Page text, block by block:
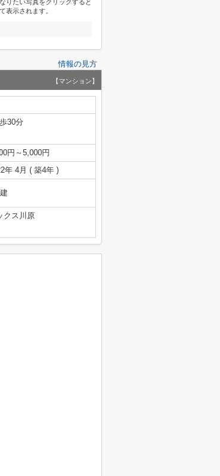
りたい写真をクリックすると
表示されます。
情報の見方
【マンション】
30分
円～5,000円
年 4月 ( 築4年 )
クス川原